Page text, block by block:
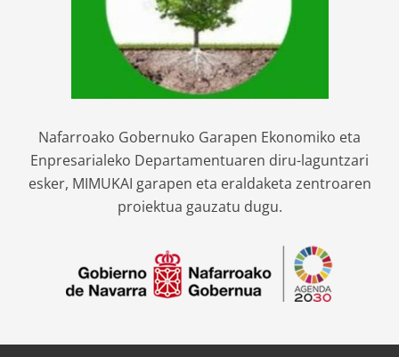
Nafarroako Gobernuko Garapen Ekonomiko eta
Enpresarialeko Departamentuaren diru-laguntzari
esker, MIMUKAI garapen eta eraldaketa zentroaren
proiektua gauzatu dugu.